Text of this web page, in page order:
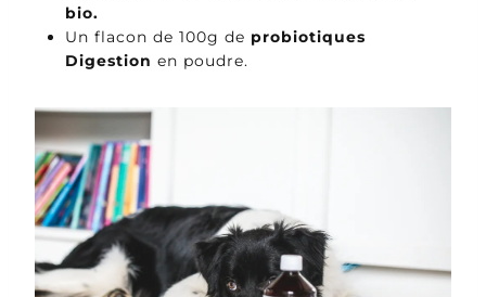
bio.
Un flacon de 100g de probiotiques
Digestion en poudre.